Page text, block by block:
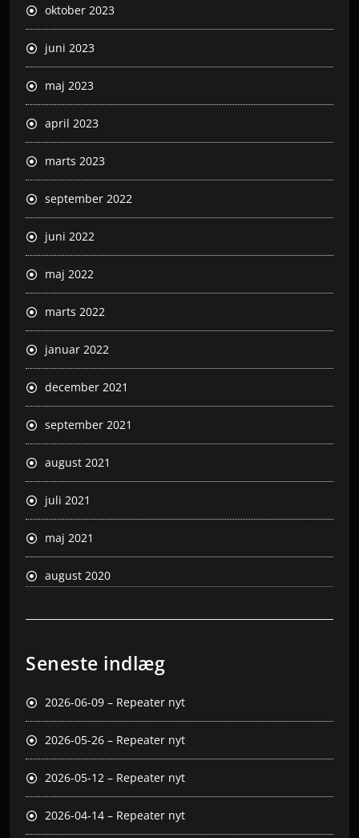
oktober 2023
juni 2023
maj 2023
april 2023
marts 2023
september 2022
juni 2022
maj 2022
marts 2022
januar 2022
december 2021
september 2021
august 2021
juli 2021
maj 2021
august 2020
Seneste indlæg
2026-06-09 – Repeater nyt
2026-05-26 – Repeater nyt
2026-05-12 – Repeater nyt
2026-04-14 – Repeater nyt